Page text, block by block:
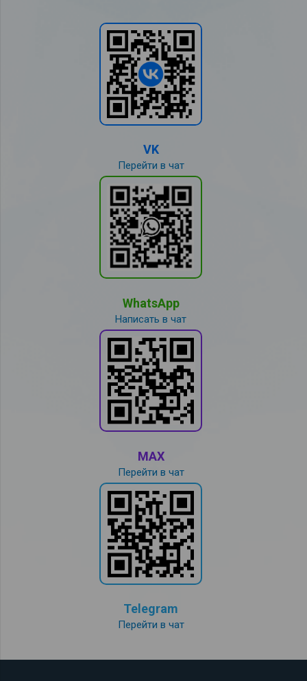
VK
Перейти в чат
WhatsApp
Написать в чат
MAX
Перейти в чат
Telegram
Перейти в чат